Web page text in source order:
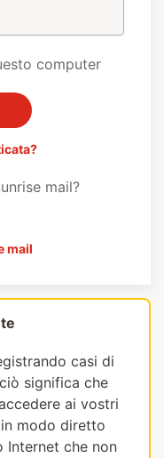
computer
mail?
mail
casi di
significa che
ai vostri
modo diretto
Internet che non